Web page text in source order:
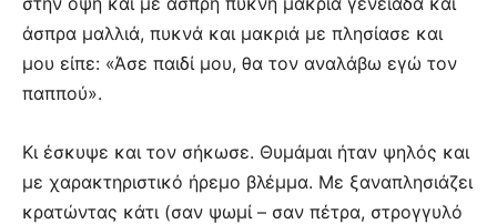
άσπρα μαλλιά, πυκνά και μακριά με πλησίασε και
μου είπε: «Άσε παιδί μου, θα τον αναλάβω εγώ τον
παππού».
Κι έσκυψε και τον σήκωσε. Θυμάμαι ήταν ψηλός και
με χαρακτηριστικό ήρεμο βλέμμα. Με ξαναπλησιάζει
κρατώντας κάτι (σαν ψωμί – σαν πέτρα, στρογγυλό